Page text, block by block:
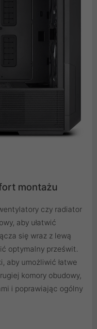
montażu
czy radiator
aby ułatwić
się wraz z lewą
optymalny prześwit.
aby umożliwić łatwe
komory obudowy,
i poprawiając ogólny